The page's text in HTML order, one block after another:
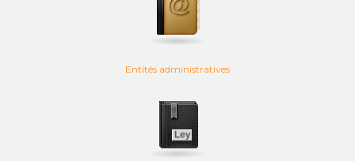
Entités administratives